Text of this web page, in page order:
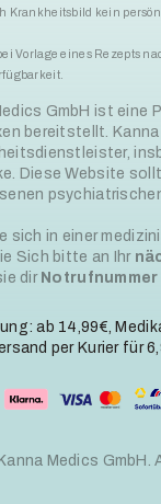
Krankheitsbild kein
Vorlage eines Rezepts
GmbH ist
bereitstellt.
Diese Website
sich in einer
Sich bitte an Ihr
dir Notrufnummer
ab 14,99€,
per Kurier für
Medics GmbH.